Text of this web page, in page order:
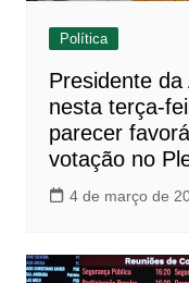
Política
Presidente
nesta terça-
parecer
votação no
4 de março de